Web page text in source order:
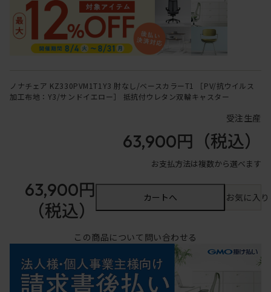
ノナチェア KZ330PVM1T1Y3 肘なし/ベースカラーT1 ［PV/抗ウイルス
加工布地：Y3/サンドイエロー］ 抵抗付ウレタン双輪キャスター
受注生産
63,900円 （税込）
お支払方法は複数から選べます
63,900円
（税込）
カートへ お気に入
この商品について問い合わせる